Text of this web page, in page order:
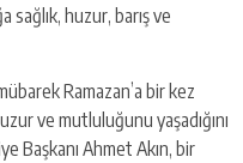
sağlık, huzur, barış ve
Ramazan’a bir kez
ve mutluluğunu yaşadığını
Başkanı Ahmet Akın, bir